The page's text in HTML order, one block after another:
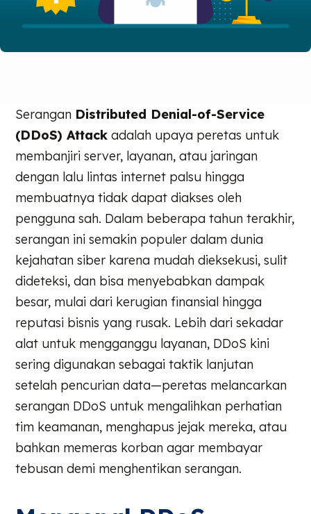
Serangan Distributed Denial-of-Service
(DDoS) Attack adalah upaya peretas untuk
membanjiri server, layanan, atau jaringan
dengan lalu lintas internet palsu hingga
membuatnya tidak dapat diakses oleh
pengguna sah. Dalam beberapa tahun terakhir,
serangan ini semakin populer dalam dunia
kejahatan siber karena mudah dieksekusi, sulit
dideteksi, dan bisa menyebabkan dampak
besar, mulai dari kerugian finansial hingga
reputasi bisnis yang rusak. Lebih dari sekadar
alat untuk mengganggu layanan, DDoS kini
sering digunakan sebagai taktik lanjutan
setelah pencurian data—peretas melancarkan
serangan DDoS untuk mengalihkan perhatian
tim keamanan, menghapus jejak mereka, atau
bahkan memeras korban agar membayar
tebusan demi menghentikan serangan.